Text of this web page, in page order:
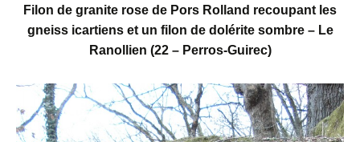
Filon de granite rose de Pors Rolland recoupant les
gneiss icartiens et un filon de dolérite sombre – Le
Ranollien (22 – Perros-Guirec)